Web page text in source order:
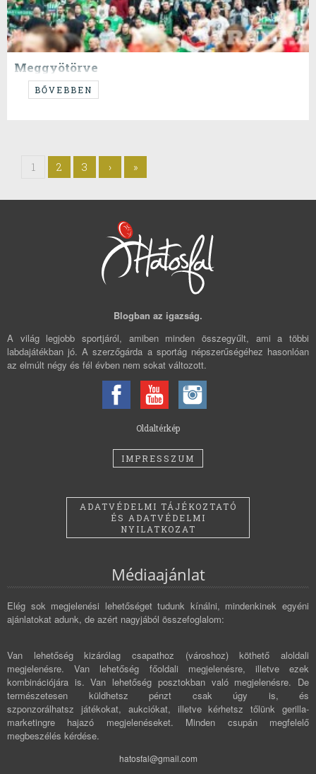
Meggyötörve
Borzalom volt... Egy nagyon elkeseredett drukker írása
BŐVEBBEN
1 2 3 › »
Blogban az igazság.
A világ legjobb sportjáról, amiben minden összegyűlt, ami a többi
labdajátékban jó. A szerzőgárda a sportág népszerűségéhez hasonlóan
az elmúlt négy és fél évben nem sokat változott.
Oldaltérkép
IMPRESSZUM
ADATVÉDELMI TÁJÉKOZTATÓ
ÉS ADATVÉDELMI
NYILATKOZAT
Médiaajánlat
Elég sok megjelenési lehetőséget tudunk kínálni, mindenkinek egyéni
ajánlatokat adunk, de azért nagyjából összefoglalom:
Van lehetőség kizárólag csapathoz (városhoz) köthető aloldali
megjelenésre. Van lehetőség főoldali megjelenésre, illetve ezek
kombinációjára is. Van lehetőség posztokban való megjelenésre. De
természetesen küldhetsz pénzt csak úgy is, és
szponzorálhatsz játékokat, aukciókat, illetve kérhetsz tőlünk gerilla-
marketingre hajazó megjelenéseket. Minden csupán megfelelő
megbeszélés kérdése.
hatosfal@gmail.com